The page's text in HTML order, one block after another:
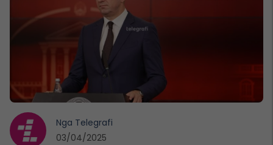
Nga Telegrafi
03/04/2025